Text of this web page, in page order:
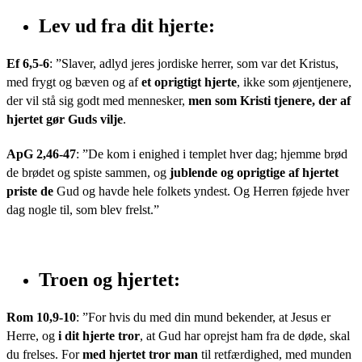
Lev ud fra dit hjerte:
Ef 6,5-6: ”Slaver, adlyd jeres jordiske herrer, som var det Kristus,
med frygt og bæven og afet oprigtigt hjerte, ikke som øjentjenere,
der vil stå sig godt med mennesker, men som Kristi tjenere, der af
hjertet gør Guds vilje.
ApG 2,46-47: ”De kom i enighed i templet hver dag; hjemme brød
de brødet og spiste sammen, og jublende og oprigtige af hjertet
priste de Gud og havde hele folkets yndest. Og Herren føjede hver
dag nogle til, som blev frelst.”
Troen og hjertet:
Rom 10,9-10: ”For hvis du med din mund bekender, at Jesus er
Herre, og i dit hjerte tror, at Gud har oprejst ham fra de døde, skal
du frelses. Formed hjertet tror man til retfærdighed, med munden